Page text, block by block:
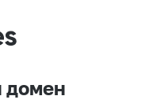
домен